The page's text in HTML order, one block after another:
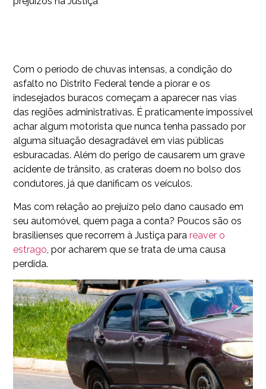
Com o período de chuvas intensas, a condição do
asfalto no Distrito Federal tende a piorar e os
indesejados buracos começam a aparecer nas vias
das regiões administrativas. É praticamente impossível
achar algum motorista que nunca tenha passado por
alguma situação desagradável em vias públicas
esburacadas. Além do perigo de causarem um grave
acidente de trânsito, as crateras doem no bolso dos
condutores, já que danificam os veículos.
Mas com relação ao prejuízo pelo dano causado em
seu automóvel, quem paga a conta? Poucos são os
brasilienses que recorrem à Justiça para reaver o
estrago , por acharem que se trata de uma causa
perdida.